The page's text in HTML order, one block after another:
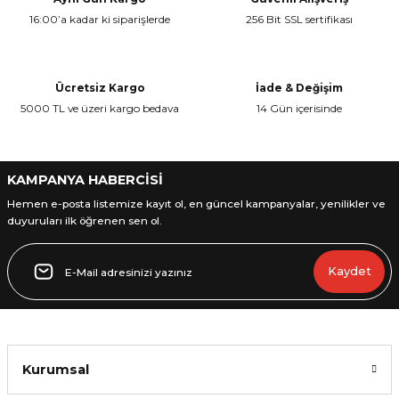
Ürün resmi kalitesiz, bozuk veya görüntülenemiyor.
Gönder
16:00’a kadar ki siparişlerde
256 Bit SSL sertifikası
Ücretsiz Kargo
5000 TL ve üzeri kargo bedava
İade & Değişim
14 Gün içerisinde
KAMPANYA HABERCİSİ
Hemen e-posta listemize kayıt ol, en güncel kampanyalar, yenilikler ve
duyuruları ilk öğrenen sen ol.
Kaydet
Kurumsal